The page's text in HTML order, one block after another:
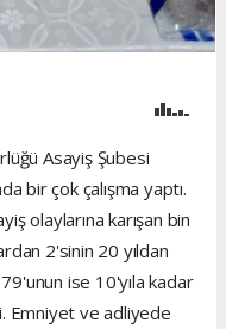
Asayiş Şubesi
bir çok çalışma yaptı.
olaylarına karışan bin
2'sinin 20 yıldan
ise 10'yıla kadar
Emniyet ve adliyede